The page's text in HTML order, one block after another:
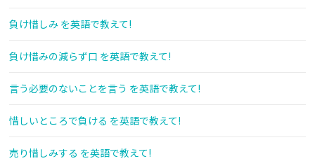
負け惜しみ を英語で教えて!
負け惜みの減らず口 を英語で教えて!
言う必要のないことを言う を英語で教えて!
惜しいところで負ける を英語で教えて!
売り惜しみする を英語で教えて!